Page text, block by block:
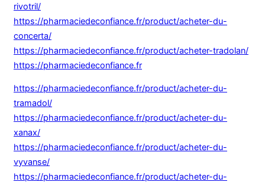
rivotril/
https://pharmaciedeconfiance.fr/product/acheter-du-
concerta/
https://pharmaciedeconfiance.fr/product/acheter-tradolan/
https://pharmaciedeconfiance.fr
https://pharmaciedeconfiance.fr/product/acheter-du-
tramadol/
https://pharmaciedeconfiance.fr/product/acheter-du-
xanax/
https://pharmaciedeconfiance.fr/product/acheter-du-
vyvanse/
https://pharmaciedeconfiance.fr/product/acheter-du-